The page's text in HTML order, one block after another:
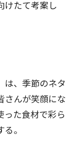
けたて考案し
、季節のネタ
さんが笑顔にな
った食材で彩ら
。